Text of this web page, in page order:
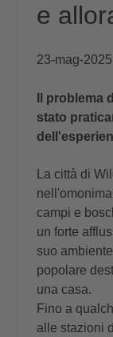
e
23-mag-
Il problema
stato
La città di
campi e
un forte
suo
popolare
una casa.
Fino a
alle stazioni